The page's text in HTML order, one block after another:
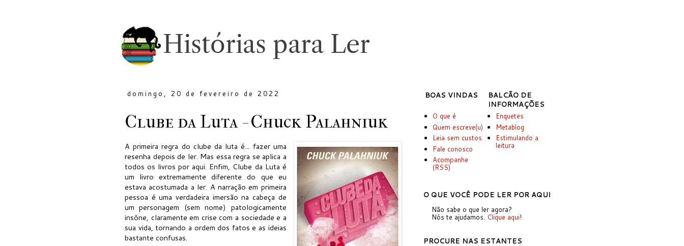
domingo, 20 de fevereiro de 2022
Clube da Luta - Chuck Palahniuk
A primeira regra do clube da luta é... fazer uma
resenha depois de ler. Mas essa regra se aplica a
todos os livros por aqui. Enfim, Clube da Luta é
um livro extremamente diferente do que eu
estava acostumada a ler. A narração em primeira
pessoa é uma verdadeira imersão na cabeça de
um personagem (sem nome) patologicamente
insône, claramente em crise com a sociedade e a
sua vida, tornando a ordem dos fatos e as ideias
bastante confusas.
BOAS VINDAS
BALCÃO DE
INFORMAÇÕES
O que é
Quem escreve(u)
Leia sem custos
Fale conosco
Acompanhe
(RSS)
Enquetes
Metablog
Estimulando a
leitura
O QUE VOCÊ PODE LER POR AQUI
Não sabe o que ler agora?
Nós te ajudamos. Clique aqui!
PROCURE NAS ESTANTES